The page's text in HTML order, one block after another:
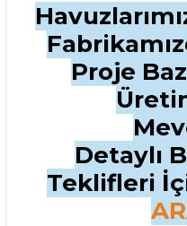
Proje
Detaylı
Teklifleri